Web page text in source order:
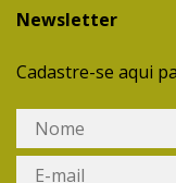
Newsletter
Cadastre-se aqui